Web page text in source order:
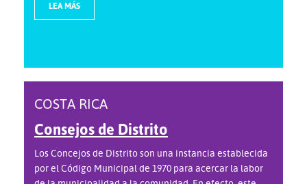
LEA MÁS
COSTA RICA
Consejos de Distrito
Los Concejos de Distrito son una instancia establecida
por el Código Municipal de 1970 para acercar la labor